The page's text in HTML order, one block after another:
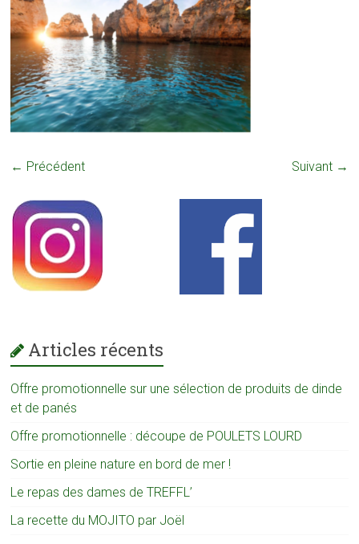
← Précédent Suivant →
Articles récents
Offre promotionnelle sur une sélection de produits de dinde
et de panés
Offre promotionnelle : découpe de POULETS LOURD
Sortie en pleine nature en bord de mer !
Le repas des dames de TREFFL’
La recette du MOJITO par Joël